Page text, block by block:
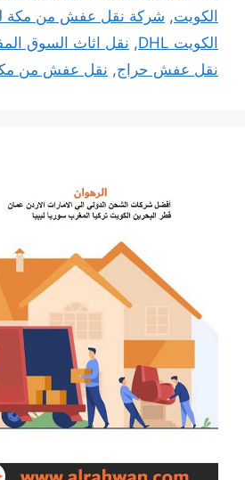
الكويت, شركة نقل عفش من مكة
الكويت DHL
, نقل اثاث السوق
نقل عفش حراج, نقل عفش من